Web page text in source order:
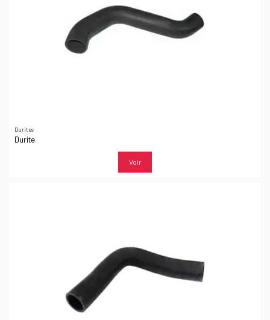
Durites
Durite
Voir